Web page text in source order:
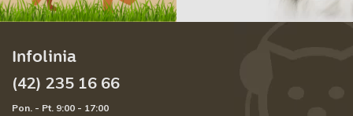
Infolinia
(42) 235 16 66
Pon. - Pt. 9:00 - 17:00